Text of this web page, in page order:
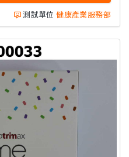
測試單位 健康產業服務部